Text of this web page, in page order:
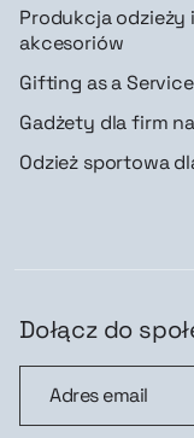
Produkcja odzieży i
akcesoriów
Gifting as a Service
Gadżety dla firm
Odzież sportowa
Dołącz do